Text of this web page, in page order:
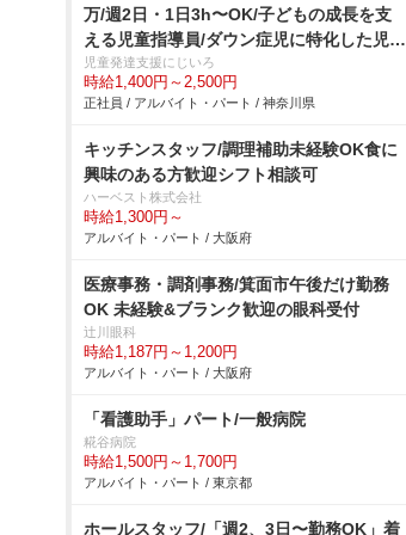
万/週2日・1日3h〜OK/子どもの成長を支
える児童指導員/ダウン症児に特化した児童
発達支援・放デイ
児童発達支援にじいろ
時給1,400円～2,500円
正社員 / アルバイト・パート / 神奈川県
キッチンスタッフ/調理補助未経験OK食に
興味のある方歓迎シフト相談可
ハーベスト株式会社
時給1,300円～
アルバイト・パート / 大阪府
医療事務・調剤事務/箕面市午後だけ勤務
OK 未経験&ブランク歓迎の眼科受付
辻川眼科
時給1,187円～1,200円
アルバイト・パート / 大阪府
「看護助手」パート/一般病院
糀谷病院
時給1,500円～1,700円
アルバイト・パート / 東京都
ホールスタッフ/「週2、3日〜勤務OK」着